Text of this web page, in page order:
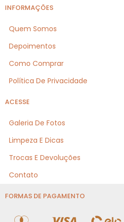
INFORMAÇÕES
Quem Somos
Depoimentos
Como Comprar
Política De Privacidade
ACESSE
Galeria De Fotos
Limpeza E Dicas
Trocas E Devoluções
Contato
FORMAS DE PAGAMENTO